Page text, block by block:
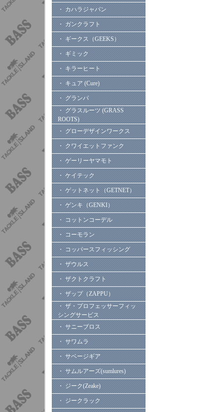
・ カハラジャパン
・ ガンクラフト
・ ギークス（GEEKS）
・ ギミック
・ キラーヒート
・ キュア (Cure)
・ グランパ
・ グラスルーツ (GRASS
ROOTS)
・ グローデザインワークス
・ クワイエットファンク
・ ゲーリーヤマモト
・ ケイテック
・ ゲットネット（GETNET）
・ ゲンキ（GENKI）
・ コットンコーデル
・ コーモラン
・ コッパースフィッシング
・ ザウルス
・ ザクトクラフト
・ ザップ（ZAPPU）
・ ザ・プロフェッサーフィッ
シングサービス
・ サニーブロス
・ サワムラ
・ サベージギア
・ サムルアーズ(sumlures)
・ ジーク(Zeake)
・ ジークラック